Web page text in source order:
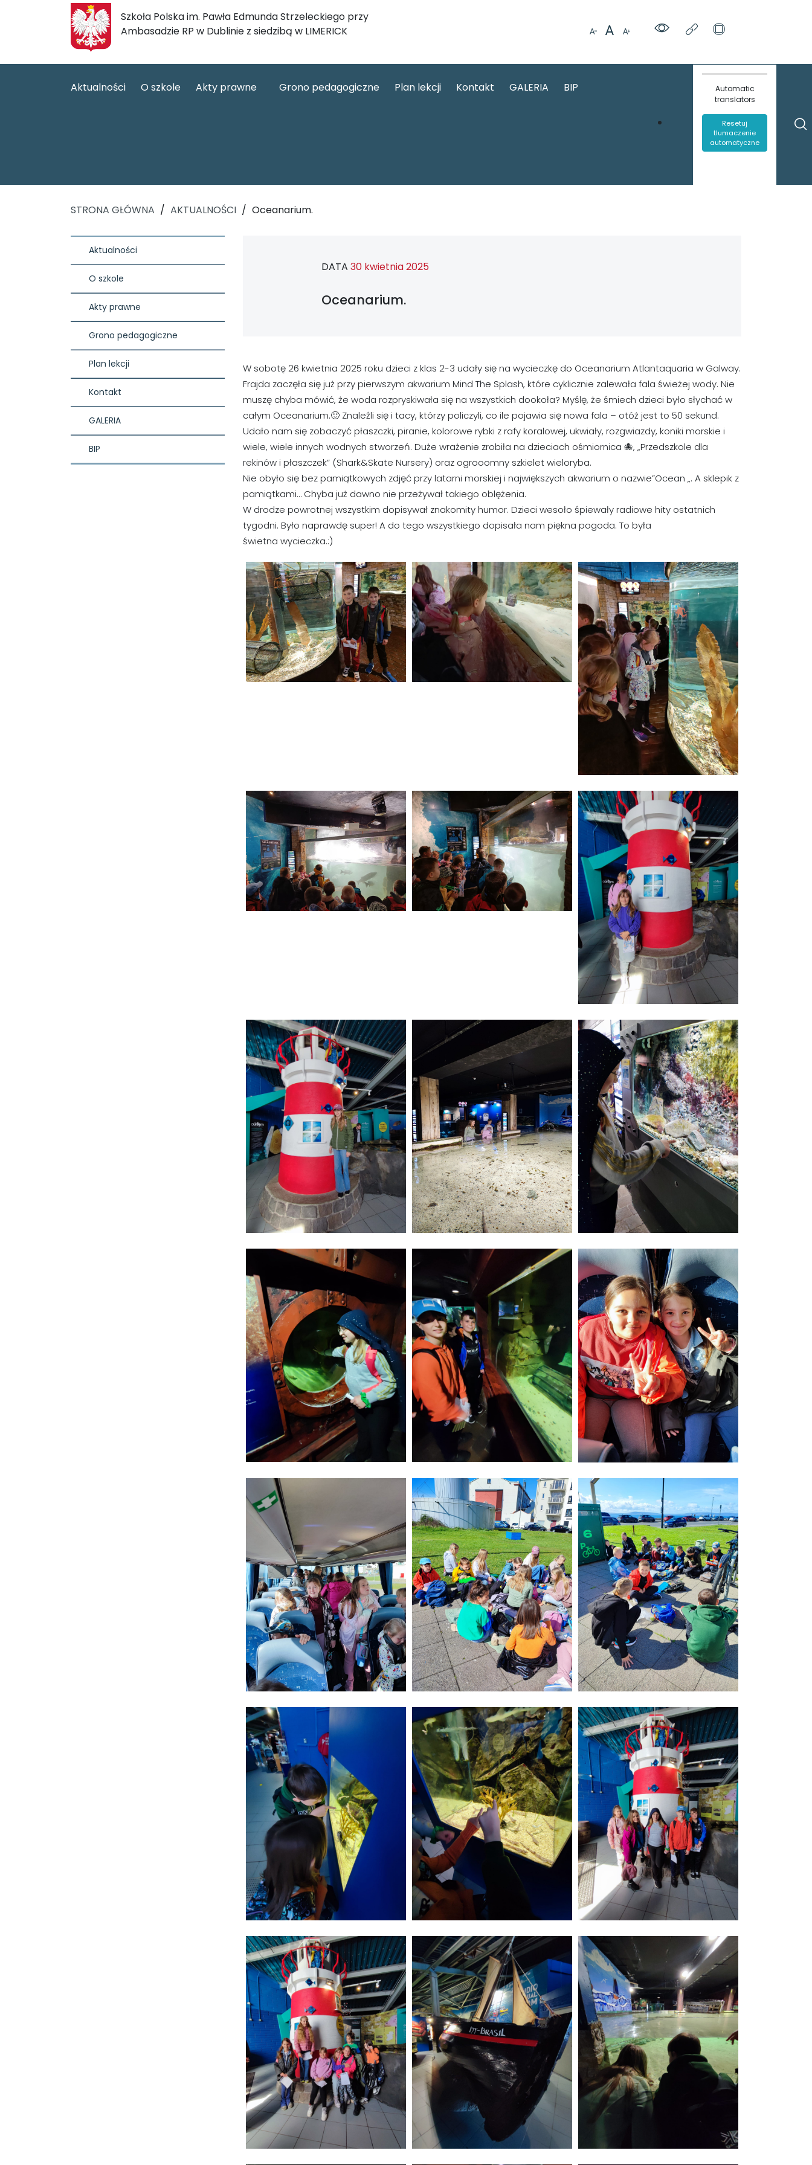
Szkoła Polska im. Pawła Edmunda Strzeleckiego przy
Ambasadzie RP w Dublinie z siedzibą w LIMERICK
Aktualności O szkole Akty prawne Grono pedagogiczne Plan lekcji Kontakt GALERIA BIP
Automatic
translators
Resetuj
tlumaczenie
automatyczne
STRONA GŁÓWNA / AKTUALNOŚCI / Oceanarium.
Aktualności
O szkole
Akty prawne
Grono pedagogiczne
Plan lekcji
Kontakt
GALERIA
BIP
DATA 30 kwietnia 2025
Oceanarium.
W sobotę 26 kwietnia 2025 roku dzieci z klas 2-3 udały się na wycieczkę do Oceanarium Atlantaquaria w Galway.
Frajda zaczęła się już przy pierwszym akwarium Mind The Splash, które cyklicznie zalewała fala świeżej wody. Nie
muszę chyba mówić, że woda rozpryskiwała się na wszystkich dookoła? Myślę, że śmiech dzieci było słychać w
całym Oceanarium.🙂 Znaleźli się i tacy, którzy policzyli, co ile pojawia się nowa fala – otóż jest to 50 sekund.
Udało nam się zobaczyć płaszczki, piranie, kolorowe rybki z rafy koralowej, ukwiały, rozgwiazdy, koniki morskie i
wiele, wiele innych wodnych stworzeń. Duże wrażenie zrobiła na dzieciach ośmiornica 🐙, „Przedszkole dla
rekinów i płaszczek” (Shark&Skate Nursery) oraz ogrooomny szkielet wieloryba.
Nie obyło się bez pamiątkowych zdjęć przy latarni morskiej i największych akwarium o nazwie”Ocean „. A sklepik z
pamiątkami… Chyba już dawno nie przeżywał takiego oblężenia.
W drodze powrotnej wszystkim dopisywał znakomity humor. Dzieci wesoło śpiewały radiowe hity ostatnich
tygodni. Było naprawdę super! A do tego wszystkiego dopisała nam piękna pogoda. To była
świetna wycieczka.:)